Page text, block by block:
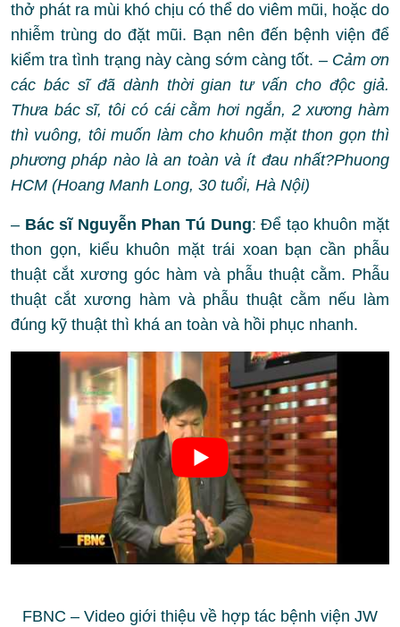
thở phát ra mùi khó chịu có thể do viêm mũi, hoặc do
nhiễm trùng do đặt mũi. Bạn nên đến bệnh viện để
kiểm tra tình trạng này càng sớm càng tốt. – Cảm ơn
các bác sĩ đã dành thời gian tư vấn cho độc giả.
Thưa bác sĩ, tôi có cái cằm hơi ngắn, 2 xương hàm
thì vuông, tôi muốn làm cho khuôn mặt thon gọn thì
phương pháp nào là an toàn và ít đau nhất?Phuong
HCM (Hoang Manh Long, 30 tuổi, Hà Nội)
– Bác sĩ Nguyễn Phan Tú Dung: Để tạo khuôn mặt
thon gọn, kiểu khuôn mặt trái xoan bạn cần phẫu
thuật cắt xương góc hàm và phẫu thuật cằm. Phẫu
thuật cắt xương hàm và phẫu thuật cằm nếu làm
đúng kỹ thuật thì khá an toàn và hồi phục nhanh.
FBNC – Video giới thiệu về hợp tác bệnh viện JW